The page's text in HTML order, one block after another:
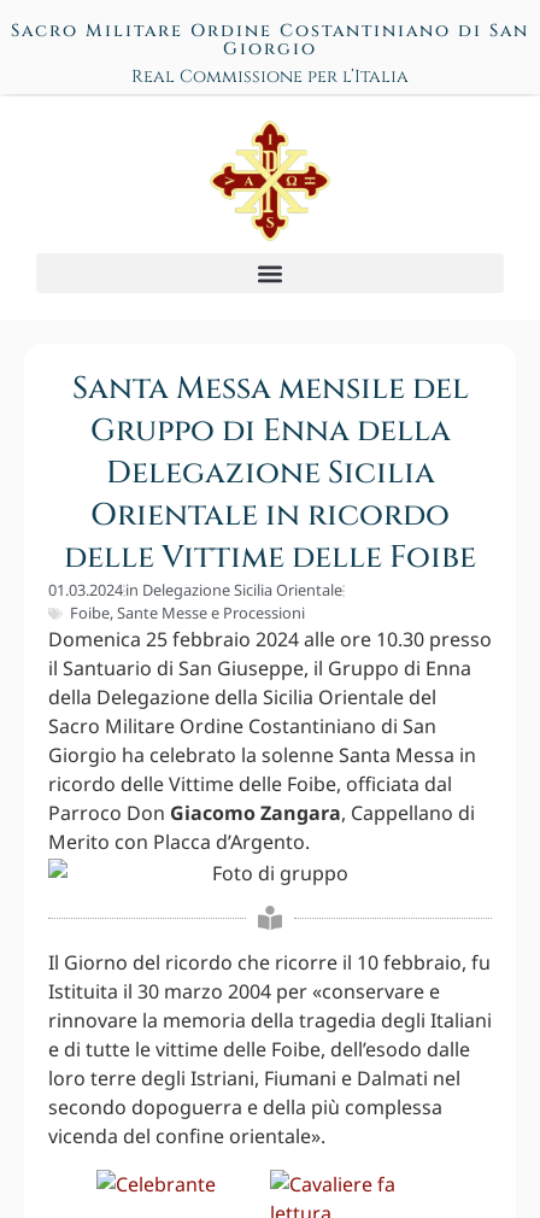
Sacro Militare Ordine Costantiniano di San
Giorgio
Real Commissione per l’Italia
Santa Messa mensile del
Gruppo di Enna della
Delegazione Sicilia
Orientale in ricordo
delle Vittime delle Foibe
01.03.2024in Delegazione Sicilia Orientale
Foibe,Sante Messe e Processioni
Domenica 25 febbraio 2024 alle ore 10.30 presso
il Santuario di San Giuseppe, il Gruppo di Enna
della Delegazione della Sicilia Orientale del
Sacro Militare Ordine Costantiniano di San
Giorgio ha celebrato la solenne Santa Messa in
ricordo delle Vittime delle Foibe, officiata dal
Parroco Don Giacomo Zangara, Cappellano di
Merito con Placca d’Argento.
Il Giorno del ricordo che ricorre il 10 febbraio, fu
Istituita il 30 marzo 2004 per «conservare e
rinnovare la memoria della tragedia degli Italiani
e di tutte le vittime delle Foibe, dell’esodo dalle
loro terre degli Istriani, Fiumani e Dalmati nel
secondo dopoguerra e della più complessa
vicenda del confine orientale».